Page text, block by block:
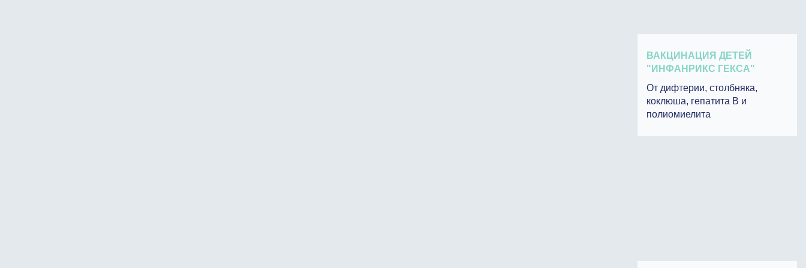
ВАКЦИНАЦИЯ ДЕТЕЙ
"ИНФАНРИКС ГЕКСА"
От дифтерии, столбняка,
коклюша, гепатита В и
полиомиелита